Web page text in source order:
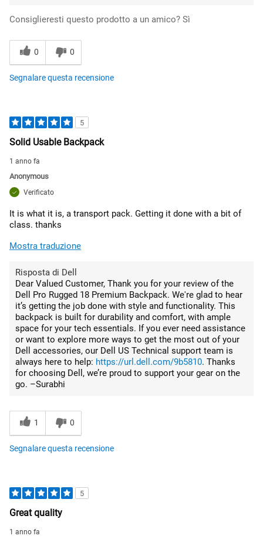
Consiglieresti questo prodotto a un amico? Sì
0 0
Segnalare questa recensione
5
Solid Usable Backpack
1 anno fa
Anonymous
Verificato
It is what it is, a transport pack. Getting it done with a bit of
class. thanks
Mostra traduzione
Risposta di Dell
Dear Valued Customer, Thank you for your review of the
Dell Pro Rugged 18 Premium Backpack. We're glad to hear
it’s getting the job done with style and functionality. This
backpack is built for durability and comfort, with ample
space for your tech essentials. If you ever need assistance
or want to explore more ways to get the most out of your
Dell accessories, our Dell US Technical support team is
always here to help: https://url.dell.com/9b5810. Thanks
for choosing Dell, we’re proud to support your gear on the
go. –Surabhi
1 0
Segnalare questa recensione
5
Great quality
1 anno fa